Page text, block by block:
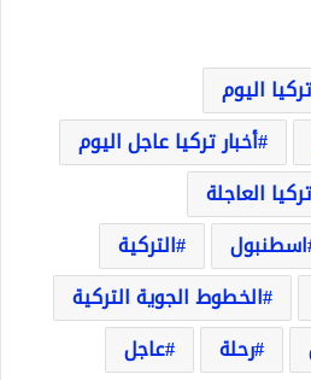
اليوم
أخبار تركيا عاجل اليوم
العاجلة
اسطنبول
التركية
الخطوط الجوية التركية
رحلة
عاجل